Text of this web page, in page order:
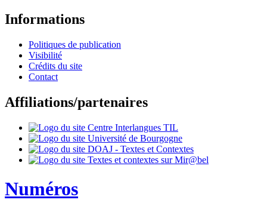
Informations
Politiques de publication
Visibilité
Crédits du site
Contact
Affiliations/partenaires
Numéros